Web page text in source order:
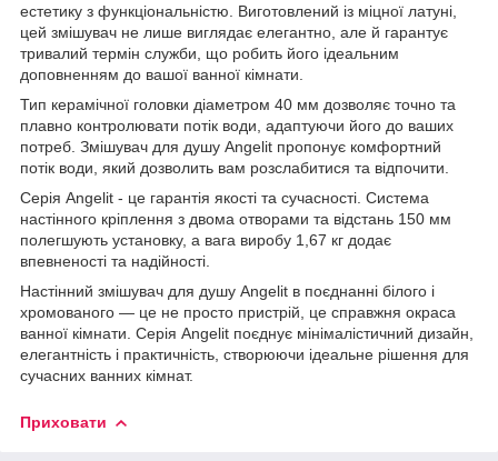
естетику з функціональністю. Виготовлений із міцної латуні,
цей змішувач не лише виглядає елегантно, але й гарантує
тривалий термін служби, що робить його ідеальним
доповненням до вашої ванної кімнати.
Тип керамічної головки діаметром 40 мм дозволяє точно та
плавно контролювати потік води, адаптуючи його до ваших
потреб. Змішувач для душу Angelit пропонує комфортний
потік води, який дозволить вам розслабитися та відпочити.
Серія Angelit - це гарантія якості та сучасності. Система
настінного кріплення з двома отворами та відстань 150 мм
полегшують установку, а вага виробу 1,67 кг додає
впевненості та надійності.
Настінний змішувач для душу Angelit в поєднанні білого і
хромованого — це не просто пристрій, це справжня окраса
ванної кімнати. Серія Angelit поєднує мінімалістичний дизайн,
елегантність і практичність, створюючи ідеальне рішення для
сучасних ванних кімнат.
Приховати